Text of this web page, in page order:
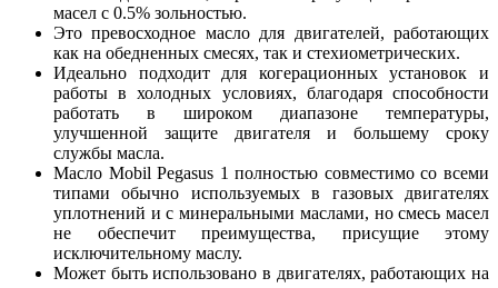
масел с 0.5% зольностью.
Это превосходное масло для двигателей, работающих
как на обедненных смесях, так и стехиометрических.
Идеально подходит для когерационных установок и
работы в холодных условиях, благодаря способности
работать в широком диапазоне температуры,
улучшенной защите двигателя и большему сроку
службы масла.
Масло Mobil Pegasus 1 полностью совместимо со всеми
типами обычно используемых в газовых двигателях
уплотнений и с минеральными маслами, но смесь масел
не обеспечит преимущества, присущие этому
исключительному маслу.
Может быть использовано в двигателях, работающих на